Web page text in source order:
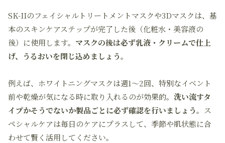
SK-IIのフェイシャルトリートメントマスクや3Dマスクは、基
本のスキンケアステップが完了した後（化粧水・美容液の
後）に使用します。 マスクの後は必ず乳液・クリームで仕上
げ、うるおいを閉じ込めましょう。
例えば、ホワイトニングマスクは週1〜2回、特別なイベント
前や乾燥が気になる時に取り入れるのが効果的。 洗い流すタ
イプかそうでないか製品ごとに必ず確認を行いましょう。ス
ペシャルケアは毎日のケアにプラスして、季節や肌状態に合
わせて賢く活用してください。